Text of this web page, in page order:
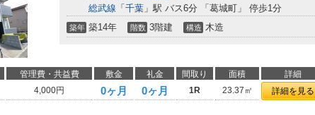
総武線 「 千葉 」駅 バス6分 「葛城町」 停歩1分
築年 築14年 階数 3階建 構造 木造
管理費・共益費 敷金 礼金 間取り 面積 詳細
4,000円 0ヶ月 0ヶ月 1R 23.37㎡ 詳細を見る